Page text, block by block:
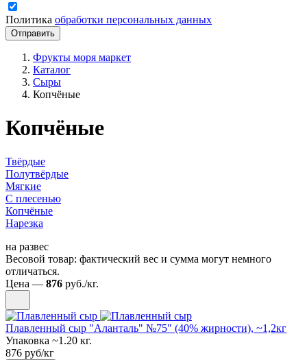
Политика обработки персональных данных
Фрукты моря маркет
Каталог
Сыры
Копчёные
Копчёные
Твёрдые
Полутвёрдые
Мягкие
С плесенью
Копчёные
Нарезка
на развес
Весовой товар: фактический вес и сумма могут немного
отличаться.
Цена — 876 руб./кг.
Плавленный сыр "Аланталь" №75" (40% жирности), ~1,2кг
Упаковка ~1.20 кг.
876 руб/кг